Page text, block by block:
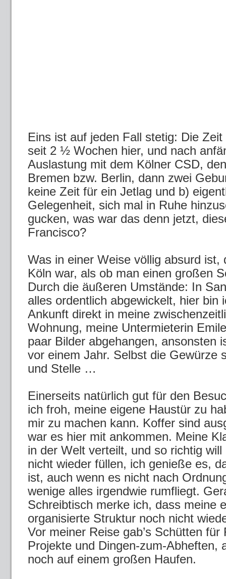
Eins ist auf jeden Fall stetig: Die
seit 2 ½ Wochen hier, und nach
Auslastung mit dem Kölner CSD,
Bremen bzw. Berlin, dann zwei
keine Zeit für ein Jetlag und b)
Gelegenheit, sich mal in Ruhe
gucken, was war das denn jetzt,
Francisco?
Was in einer Weise völlig absurd ist,
Köln war, als ob man einen großen
Durch die äußeren Umstände: In
alles ordentlich abgewickelt, hier bin
Ankunft direkt in meine
Wohnung, meine Untermieterin
paar Bilder abgehangen, ansonsten
vor einem Jahr. Selbst die Gewürze
und Stelle …
Einerseits natürlich gut für den
ich froh, meine eigene Haustür zu
mir zu machen kann. Koffer sind
war es hier mit ankommen. Meine
in der Welt verteilt, und so richtig
nicht wieder füllen, ich genieße es,
ist, auch wenn es nicht nach
wenige alles irgendwie rumfliegt.
Schreibtisch merke ich, dass meine
organisierte Struktur noch nicht
Vor meiner Reise gab’s Schütten für
Projekte und Dingen-zum-Abheften,
noch auf einem großen Haufen.